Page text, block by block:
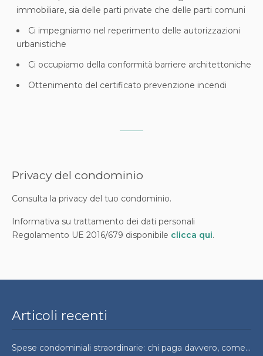
immobiliare, sia delle parti private che delle parti comuni
Ci impegniamo nel reperimento delle autorizzazioni
urbanistiche
Ci occupiamo della conformità barriere architettoniche
Ottenimento del certificato prevenzione incendi
Privacy del condominio
Consulta la privacy del tuo condominio.
Informativa su trattamento dei dati personali
Regolamento UE 2016/679 disponibile clicca qui.
Articoli recenti
Spese condominiali straordinarie: chi paga davvero, come si ripartono e quando si possono contestare